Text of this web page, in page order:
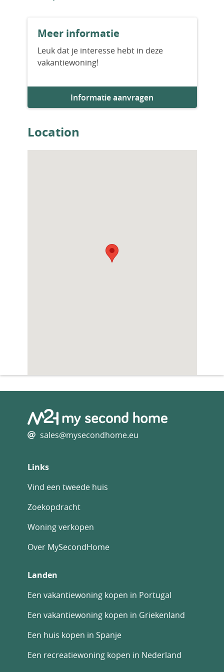
een permanent huis, vakantieverblijf of
toeristische exploitatie.
Meer informatie
Leuk dat je interesse hebt in deze
vakantiewoning!
Informatie aanvragen
Location
sales@mysecondhome.eu
Links
Vind een tweede huis
Zoekopdracht
Woning verkopen
Over MySecondHome
Landen
Een vakantiewoning kopen in Portugal
Een vakantiewoning kopen in Griekenland
Een huis kopen in Spanje
Een recreatiewoning kopen in Nederland